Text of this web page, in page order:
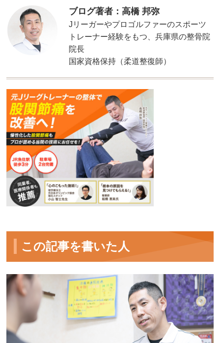
ブログ著者：高橋 邦弥
Jリーガーやプロゴルファーのスポーツ
トレーナー経験をもつ、兵庫県の整骨院
院長
国家資格保持（柔道整復師）
この記事を書いた人